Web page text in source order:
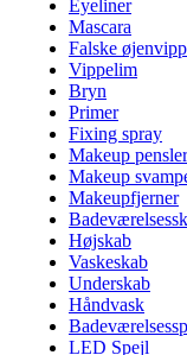
Eyeliner
Mascara
Falske
Vippelim
Bryn
Primer
Fixing spray
Makeup pensler
Makeup
Makeupfjerner
Højskab
Vaskeskab
Underskab
Håndvask
LED Spejl